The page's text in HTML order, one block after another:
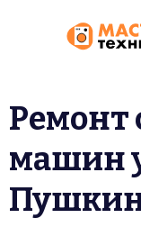
Ремонт
машин